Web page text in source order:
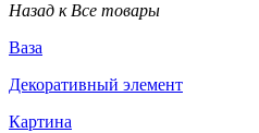
Назад к Все товары
Ваза
Декоративный элемент
Картина